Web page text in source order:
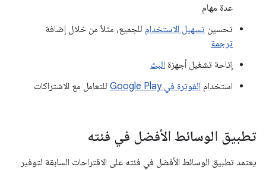
عدة مهام
تحسين تسهيل الاستخدام للجميع، مثلاً من خلال إضافة
ترجمة
إتاحة تشغيل أجهزة البث
استخدام الفوترة في Google Play للتعامل مع الاشتراكات
تطبيق الوسائط الأفضل في فئته
يعتمد تطبيق الوسائط الأفضل في فئته على الاقتراحات السابقة لتوفير